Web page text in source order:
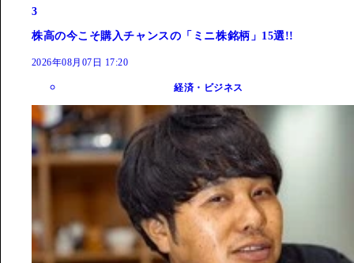
3
株高の今こそ購入チャンスの「ミニ株銘柄」15選!!
2026年08月07日 17:20
経済・ビジネス